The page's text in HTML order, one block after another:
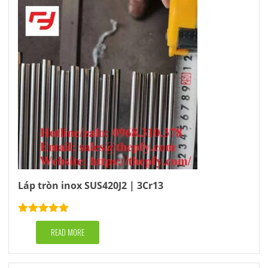
Láp tròn inox SUS420J2 | 3Cr13
Rated5.00
out of 5READ MORE